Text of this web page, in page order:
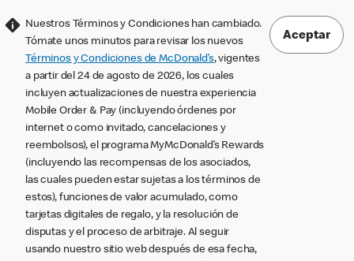
Nuestros Términos y Condiciones han cambiado.
Tómate unos minutos para revisar los nuevos
Términos y Condiciones de McDonald’s, vigentes
a partir del 24 de agosto de 2026, los cuales
incluyen actualizaciones de nuestra experiencia
Mobile Order & Pay (incluyendo órdenes por
internet o como invitado, cancelaciones y
reembolsos), el programa MyMcDonald’s Rewards
(incluyendo las recompensas de los asociados,
las cuales pueden estar sujetas a los términos de
estos), funciones de valor acumulado, como
tarjetas digitales de regalo, y la resolución de
disputas y el proceso de arbitraje. Al seguir
usando nuestro sitio web después de esa fecha,
Aceptar